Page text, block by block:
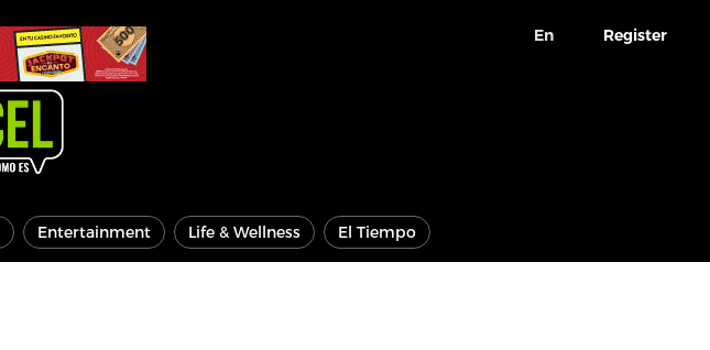
En Register
Entertainment Life & Wellness El Tiempo